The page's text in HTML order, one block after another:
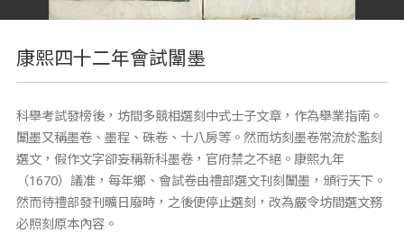
康熙四十二年會試闈墨
科舉考試發榜後，坊間多競相選刻中式士子文章，作為舉業指南。
闈墨又稱墨卷、墨程、硃卷、十八房等。然而坊刻墨卷常流於濫刻
選文，假作文字卻妄稱新科墨卷，官府禁之不絕。康熙九年
（1670）議准，每年鄉、會試卷由禮部選文刊刻闈墨，頒行天下。
然而待禮部發刊曠日廢時，之後便停止選刻，改為嚴令坊間選文務
必照刻原本內容。